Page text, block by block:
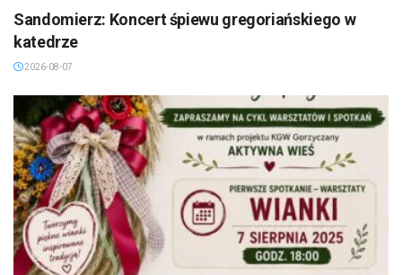
Sandomierz: Koncert śpiewu gregoriańskiego w
katedrze
2026-08-07